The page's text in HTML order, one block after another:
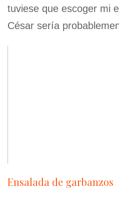
tuviese que escoger mi
César sería
Ensalada de garbanzos